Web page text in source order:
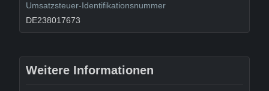
Umsatzsteuer-Identifikationsnummer
DE238017673
Weitere Informationen